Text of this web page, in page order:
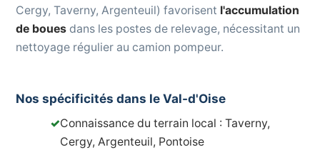
Cergy, Taverny, Argenteuil) favorisent l'accumulation
de boues dans les postes de relevage, nécessitant un
nettoyage régulier au camion pompeur.
Nos spécificités dans le Val-d'Oise
✓Connaissance du terrain local : Taverny,
Cergy, Argenteuil, Pontoise